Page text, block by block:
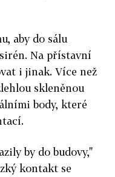
aby do sálu
Na přístavní
i jinak. Více než
skleněnou
body, které
by do budovy,"
kontakt se